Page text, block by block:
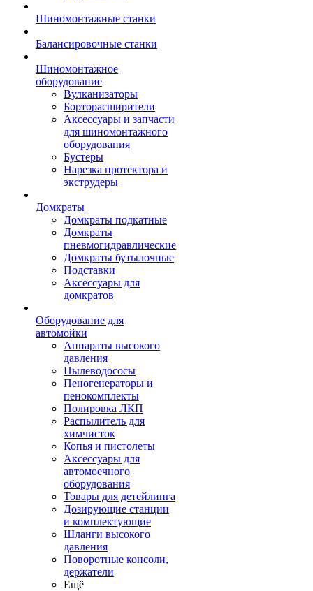
Шиномонтажные станки
Балансировочные станки
Шиномонтажное
оборудование
Вулканизаторы
Борторасширители
Аксессуары и запчасти
для шиномонтажного
оборудования
Бустеры
Нарезка протектора и
экструдеры
Домкраты
Домкраты подкатные
Домкраты
пневмогидравлические
Домкраты бутылочные
Подставки
Аксессуары для
домкратов
Оборудование для
автомойки
Аппараты высокого
давления
Пылеводососы
Пеногенераторы и
пенокомплекты
Полировка ЛКП
Распылитель для
химчисток
Копья и пистолеты
Аксессуары для
автомоечного
оборудования
Товары для детейлинга
Дозирующие станции
и комплектующие
Шланги высокого
давления
Поворотные консоли,
держатели
Ещё